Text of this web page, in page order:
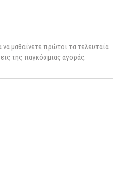
μαθαίνετε πρώτοι τα τελευταία
της παγκόσμιας αγοράς.